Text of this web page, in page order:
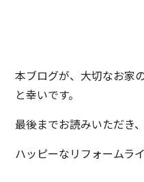
本ブログが、大切なお家
と幸いです。
最後までお読みいただき
ハッピーなリフォームラ